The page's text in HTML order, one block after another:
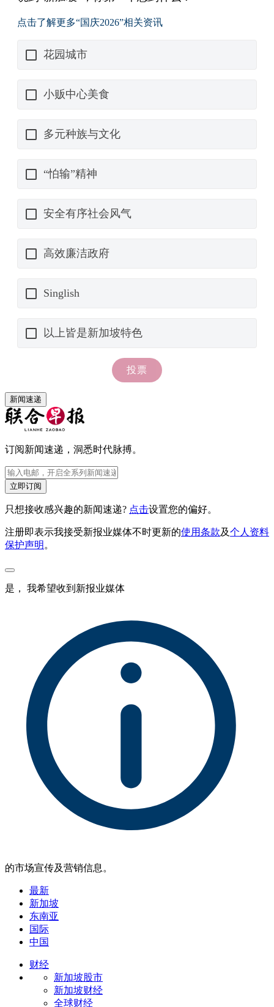
新闻速递
订阅新闻速递，洞悉时代脉搏。
立即订阅
只想接收感兴趣的新闻速递? 点击设置您的偏好。
注册即表示我接受新报业媒体不时更新的使用条款及个人资料
保护声明 。
是， 我希望收到新报业媒体
的市场宣传及营销信息。
最新
新加坡
东南亚
国际
中国
财经
新加坡股市
新加坡财经
全球财经